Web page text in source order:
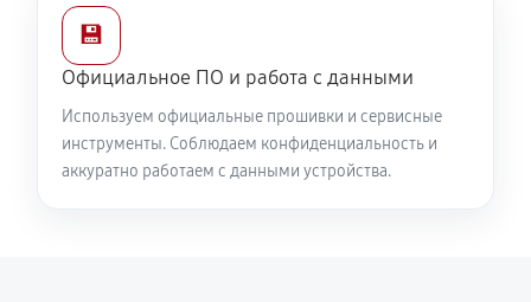
💾
Официальное ПО и работа с данными
Используем официальные прошивки и сервисные
инструменты. Соблюдаем конфиденциальность и
аккуратно работаем с данными устройства.